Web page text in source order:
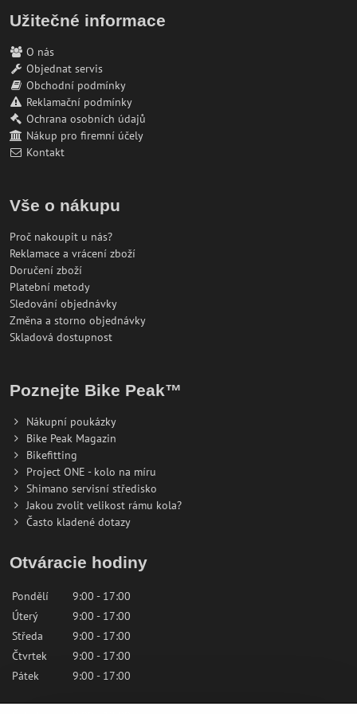
Užitečné informace
O nás
Objednat servis
Obchodní podmínky
Reklamační podmínky
Ochrana osobních údajů
Nákup pro firemní účely
Kontakt
Vše o nákupu
Proč nakoupit u nás?
Reklamace a vrácení zboží
Doručení zboží
Platební metody
Sledování objednávky
Změna a storno objednávky
Skladová dostupnost
Poznejte Bike Peak™
Nákupní poukázky
Bike Peak Magazin
Bikefitting
Project ONE - kolo na míru
Shimano servisní středisko
Jakou zvolit velikost rámu kola?
Často kladené dotazy
Otváracie hodiny
Pondělí
9:00 - 17:00
Úterý
9:00 - 17:00
Středa
9:00 - 17:00
Čtvrtek
9:00 - 17:00
Pátek
9:00 - 17:00